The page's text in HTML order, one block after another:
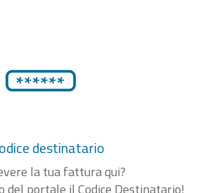
destinatario
la tua fattura qui?
del portale il Codice Destinatario!